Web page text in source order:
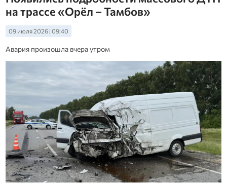
на трассе «Орёл – Тамбов»
09 июля 2026 | 09:40
Авария произошла вчера утром